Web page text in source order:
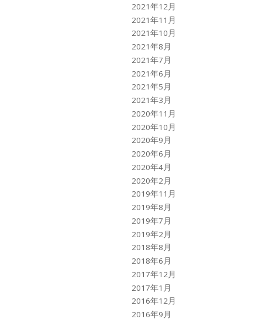
2021年12月
2021年11月
2021年10月
2021年8月
2021年7月
2021年6月
2021年5月
2021年3月
2020年11月
2020年10月
2020年9月
2020年6月
2020年4月
2020年2月
2019年11月
2019年8月
2019年7月
2019年2月
2018年8月
2018年6月
2017年12月
2017年1月
2016年12月
2016年9月